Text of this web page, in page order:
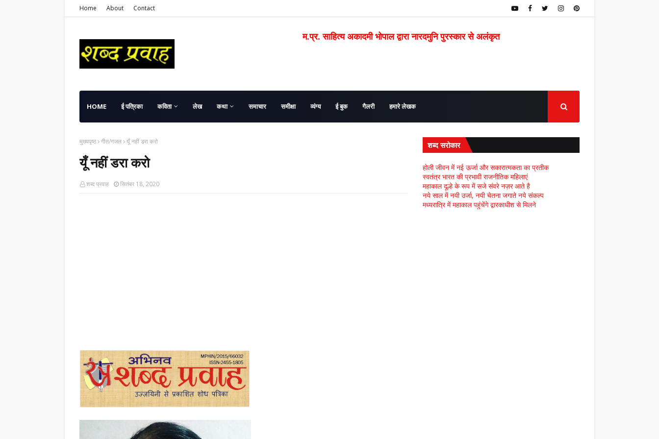
Home About Contact
म.प्र. साहित्य अकादमी भोपाल द्वारा नारदमुनि पुरस्कार से अलंकृत
HOME ई पत्रिका कविता लेख कथा समाचार समीक्षा व्यंग्य ई बुक गैलरी हमारे लेखक
मुख्यपृष्ठ गीत/गजल यूँ नहीं डरा करो
यूँ नहीं डरा करो
शब्द प्रवाह सितंबर 18, 2020
शब्द सरोकार
होली जीवन में नई ऊर्जा और सकारात्मकता का प्रतीक
स्वतंत्र भारत की प्रभावी राजनीतिक महिलाएं
महाकाल दूल्हे के रूप में सजे संवरे नज़र आते है
नये साल में नयी उर्जा, नयी चेतना जगाते नये संकल्प
मध्यरात्रि में महाकाल पहुंचेंगे द्वारकाधीश से मिलने